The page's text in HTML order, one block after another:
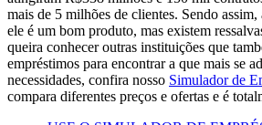
mais de 5 milhões de clientes. Sendo
ele é um bom produto, mas existem
queira conhecer outras instituições que
empréstimos para encontrar a que mais se
necessidades, confira nosso Simulador de
compara diferentes preços e ofertas e é